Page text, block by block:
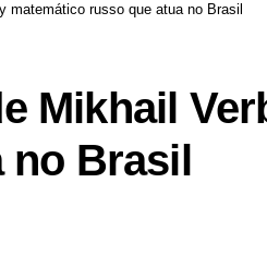
matemático russo que atua no Brasil
Mikhail
no Brasil